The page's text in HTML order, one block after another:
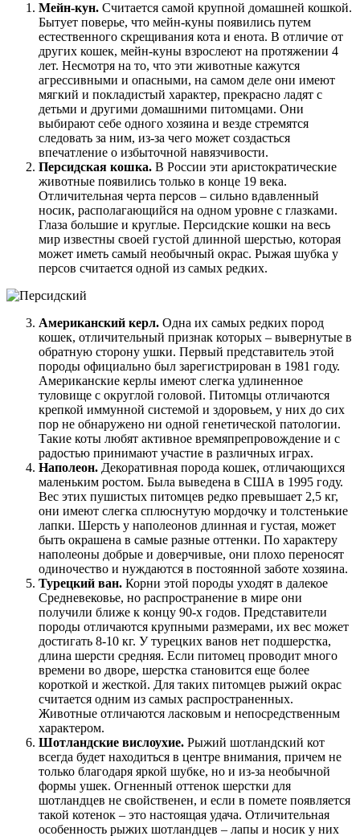
Мейн-кун. Считается самой крупной домашней кошкой.
Бытует поверье, что мейн-куны появились путем
естественного скрещивания кота и енота. В отличие от
других кошек, мейн-куны взрослеют на протяжении 4
лет. Несмотря на то, что эти животные кажутся
агрессивными и опасными, на самом деле они имеют
мягкий и покладистый характер, прекрасно ладят с
детьми и другими домашними питомцами. Они
выбирают себе одного хозяина и везде стремятся
следовать за ним, из-за чего может создасться
впечатление о избыточной навязчивости.
Персидская кошка. В России эти аристократические
животные появились только в конце 19 века.
Отличительная черта персов – сильно вдавленный
носик, располагающийся на одном уровне с глазками.
Глаза большие и круглые. Персидские кошки на весь
мир известны своей густой длинной шерстью, которая
может иметь самый необычный окрас. Рыжая шубка у
персов считается одной из самых редких.
Американский керл. Одна их самых редких пород
кошек, отличительный признак которых – вывернутые в
обратную сторону ушки. Первый представитель этой
породы официально был зарегистрирован в 1981 году.
Американские керлы имеют слегка удлиненное
туловище с округлой головой. Питомцы отличаются
крепкой иммунной системой и здоровьем, у них до сих
пор не обнаружено ни одной генетической патологии.
Такие коты любят активное времяпрепровождение и с
радостью принимают участие в различных играх.
Наполеон. Декоративная порода кошек, отличающихся
маленьким ростом. Была выведена в США в 1995 году.
Вес этих пушистых питомцев редко превышает 2,5 кг,
они имеют слегка сплюснутую мордочку и толстенькие
лапки. Шерсть у наполеонов длинная и густая, может
быть окрашена в самые разные оттенки. По характеру
наполеоны добрые и доверчивые, они плохо переносят
одиночество и нуждаются в постоянной заботе хозяина.
Турецкий ван. Корни этой породы уходят в далекое
Средневековье, но распространение в мире они
получили ближе к концу 90-х годов. Представители
породы отличаются крупными размерами, их вес может
достигать 8-10 кг. У турецких ванов нет подшерстка,
длина шерсти средняя. Если питомец проводит много
времени во дворе, шерстка становится еще более
короткой и жесткой. Для таких питомцев рыжий окрас
считается одним из самых распространенных.
Животные отличаются ласковым и непосредственным
характером.
Шотландские вислоухие. Рыжий шотландский кот
всегда будет находиться в центре внимания, причем не
только благодаря яркой шубке, но и из-за необычной
формы ушек. Огненный оттенок шерстки для
шотландцев не свойственен, и если в помете появляется
такой котенок – это настоящая удача. Отличительная
особенность рыжих шотландцев – лапы и носик у них